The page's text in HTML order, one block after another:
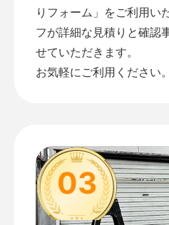
りフォーム 」をご利用い
フが詳細な見積りと確認
せていただきます。
お気軽にご利用ください。
03